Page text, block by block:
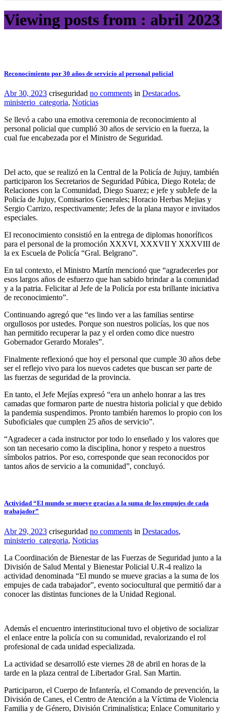
Viewing posts from : abril 2023
Reconocimiento por 30 años de servicio al personal policial
Abr 30, 2023 criseguridad no comments in Destacados,
ministerio_categoria, Noticias
Se llevó a cabo una emotiva ceremonia de reconocimiento al
personal policial que cumplió 30 años de servicio en la fuerza, la
cual fue encabezada por el Ministro de Seguridad.
Del acto, que se realizó en la Central de la Policía de Jujuy, también
participaron los Secretarios de Seguridad Púbica, Diego Rotela; de
Relaciones con la Comunidad, Diego Suarez; e jefe y subJefe de la
Policía de Jujuy, Comisarios Generales; Horacio Herbas Mejias y
Sergio Carrizo, respectivamente; Jefes de la plana mayor e invitados
especiales.
El reconocimiento consistió en la entrega de diplomas honoríficos
para el personal de la promoción XXXVI, XXXVII Y XXXVIII de
la ex Escuela de Policía “Gral. Belgrano”.
En tal contexto, el Ministro Martín mencionó que “agradecerles por
esos largos años de esfuerzo que han sabido brindar a la comunidad
y a la patria. Felicitar al Jefe de la Policía por esta brillante iniciativa
de reconocimiento”.
Continuando agregó que “es lindo ver a las familias sentirse
orgullosos por ustedes. Porque son nuestros policías, los que nos
han permitido recuperar la paz y el orden como dice nuestro
Gobernador Gerardo Morales”.
Finalmente reflexionó que hoy el personal que cumple 30 años debe
ser el reflejo vivo para los nuevos cadetes que buscan ser parte de
las fuerzas de seguridad de la provincia.
En tanto, el Jefe Mejías expresó “era un anhelo honrar a las tres
camadas que formaron parte de nuestra historia policial y que debido
la pandemia suspendimos. Pronto también haremos lo propio con los
Suboficiales que cumplen 25 años de servicio”.
“Agradecer a cada instructor por todo lo enseñado y los valores que
son tan necesario como la disciplina, honor y respeto a nuestros
símbolos patrios. Por eso, corresponde que sean reconocidos por
tantos años de servicio a la comunidad”, concluyó.
Actividad “El mundo se mueve gracias a la suma de los empujes de cada
trabajador”
Abr 29, 2023 criseguridad no comments in Destacados,
ministerio_categoria, Noticias
La Coordinación de Bienestar de las Fuerzas de Seguridad junto a la
División de Salud Mental y Bienestar Policial U.R-4 realizo la
actividad denominada “El mundo se mueve gracias a la suma de los
empujes de cada trabajador”, evento sociocultural que permitió dar a
conocer las distintas funciones de la Unidad Regional.
Además el encuentro interinstitucional tuvo el objetivo de socializar
el enlace entre la policía con su comunidad, revalorizando el rol
profesional de cada unidad especializada.
La actividad se desarrolló este viernes 28 de abril en horas de la
tarde en la plaza central de Libertador Gral. San Martin.
Participaron, el Cuerpo de Infantería, el Comando de prevención, la
División de Canes, el Centro de Atención a la Víctima de Violencia
Familia y de Género, División Criminalística; Enlace Comunitario y